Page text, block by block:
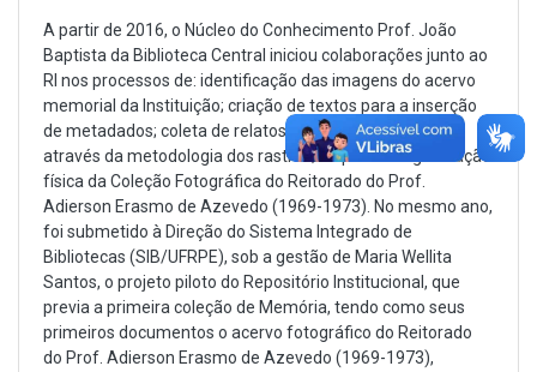
A partir de 2016, o Núcleo do Conhecimento Prof. João
Baptista da Biblioteca Central iniciou colaborações junto ao
RI nos processos de: identificação das imagens do acervo
memorial da Instituição; criação de textos para a inserção
de metadados; coleta de relatos de pessoas da época,
através da metodologia dos rastros; limpeza e organização
física da Coleção Fotográfica do Reitorado do Prof.
Adierson Erasmo de Azevedo (1969-1973). No mesmo ano,
foi submetido à Direção do Sistema Integrado de
Bibliotecas (SIB/UFRPE), sob a gestão de Maria Wellita
Santos, o projeto piloto do Repositório Institucional, que
previa a primeira coleção de Memória, tendo como seus
primeiros documentos o acervo fotográfico do Reitorado
do Prof. Adierson Erasmo de Azevedo (1969-1973),